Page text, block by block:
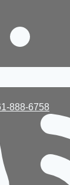
888-6758